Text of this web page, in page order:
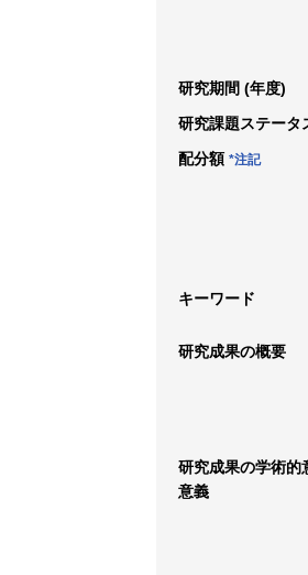
研究期間 (年度)
研究課題ステータ
配分額 *注記
キーワード
研究成果の概要
研究成果の学術的
意義